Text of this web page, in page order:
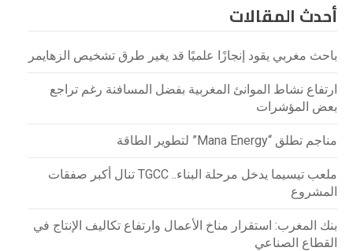
أحدث المقالات
باحث مغربي يقود إنجازًا علميًا قد يغير طرق تشخيص الزهايمر
ارتفاع نشاط الموانئ المغربية بفضل المسافنة رغم تراجع
بعض المؤشرات
مناجم تطلق “Mana Energy” لتطوير الطاقة
ملعب تيسيما يدخل مرحلة البناء.. TGCC تنال أكبر صفقات
المشروع
بنك المغرب: استقرار مناخ الأعمال وارتفاع تكاليف الإنتاج في
القطاع الصناعي